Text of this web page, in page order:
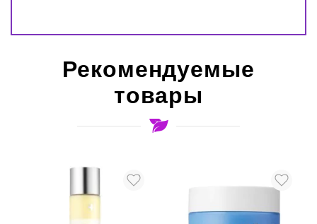
Рекомендуемые
товары